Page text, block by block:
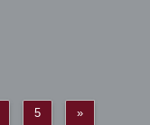
5 »